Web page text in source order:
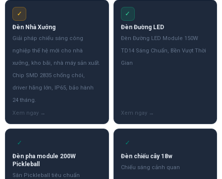
✓
Đèn Nhà Xưởng
Giải pháp chiếu sáng công
nghiệp thế hệ mới cho nhà
xưởng, kho bãi, nhà máy sản xuất.
Chip SMD 2835 chống chói,
driver hãng lớn, IP65, bảo hành
24 tháng.
✓
Đèn Đường LED
Đèn Đường LED Module 150W
TD14 Sáng Chuẩn, Bền Vượt Thời
Gian
✓
Đèn pha module 200W
Pickleball
Sân Pickleball tiêu chuẩn
✓
Đèn chiếu cây 18w
Chiếu sáng cảnh quan